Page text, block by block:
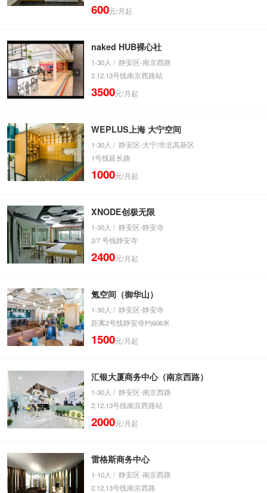
600元/月起
naked HUB裸心社
1-30人 / 静安区-南京西路
2.12.13号线南京西路站
3500元/月起
WEPLUS上海 大宁空间
1-30人 / 静安区-大宁/市北高新区
1号线延长路
1000元/月起
XNODE创极无限
1-30人 / 静安区-静安寺
2/7 号线静安寺
2400元/月起
氪空间（御华山）
1-30人 / 静安区-静安寺
距离2号线静安寺约606米
1500元/月起
汇银大厦商务中心（南京西路）
1-30人 / 静安区-南京西路
2.12.13号线南京西路站
2000元/月起
雷格斯商务中心
1-10人 / 静安区-南京西路
2.12.13号线南京西路